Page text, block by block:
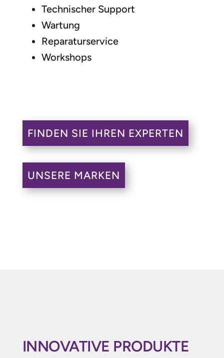
Technischer Support
Wartung
Reparaturservice
Workshops
FINDEN SIE IHREN EXPERTEN
UNSERE MARKEN
INNOVATIVE PRODUKTE